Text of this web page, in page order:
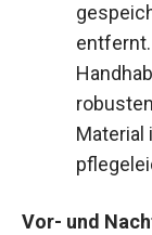
Material
Vor- und